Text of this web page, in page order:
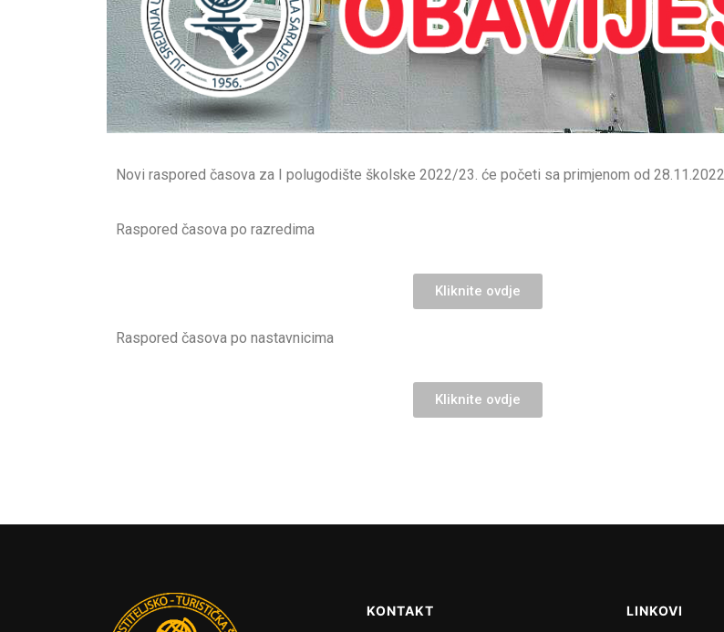
Novi raspored časova za I polugodište školske 2022/23. će početi sa primjenom od 28.11.2022.
Raspored časova po razredima
Kliknite ovdje
Raspored časova po nastavnicima
Kliknite ovdje
KONTAKT LINKOVI